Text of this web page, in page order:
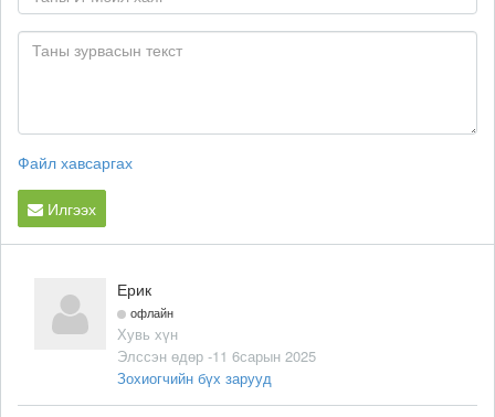
Файл хавсаргах
Илгээх
Ерик
офлайн
Хувь хүн
Элссэн өдөр -11 6сарын 2025
Зохиогчийн бүх зарууд